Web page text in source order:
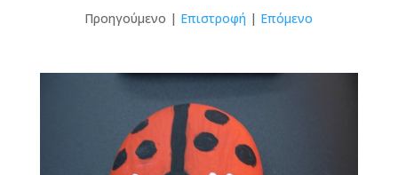
Προηγούμενο | Επιστροφή | Επόμενο